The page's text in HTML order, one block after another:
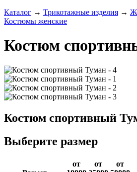
Каталог → Трикотажные изделия →
Костюмы женские
Костюм
Костюм спортивный
Выберите размер
от
от
от